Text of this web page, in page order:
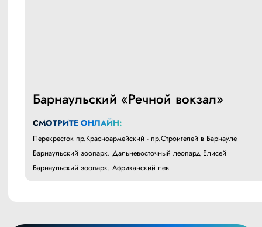
Барнаульский «Речной вокзал»
СМОТРИТЕ ОНЛАЙН:
Перекресток пр.Красноармейский - пр.Строителей в Барнауле
Барнаульский зоопарк. Дальневосточный леопард Елисей
Барнаульский зоопарк. Африканский лев